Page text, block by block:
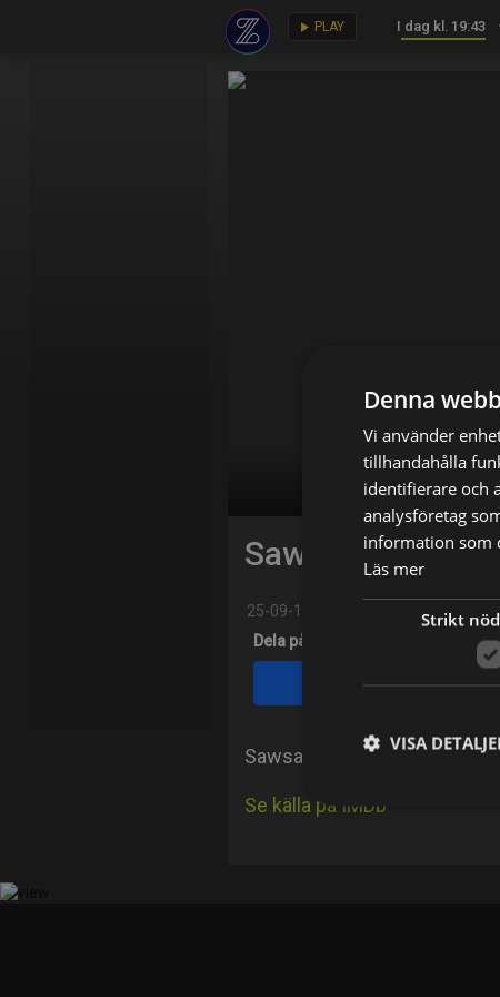
play_arrow PLAY I dag kl. 19:43
Sawsan Badr
25-09-1957
Dela på
Facebook
Sawsan Badr is an Egyptian
Se källa på IMDb
Denna
Vi använder
tillhandahålla
identifierare och
analysföretag
information som
Läs mer
Strikt
VISA